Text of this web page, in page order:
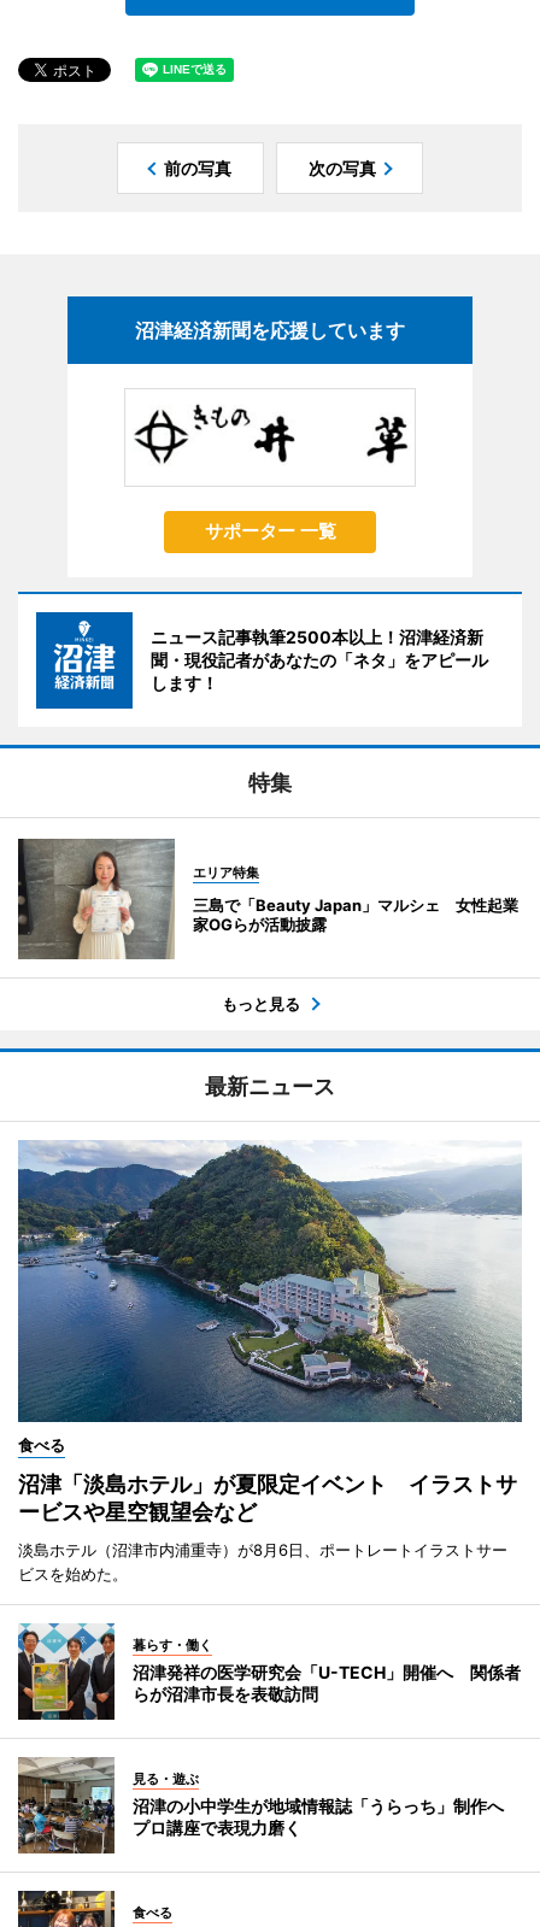
前の写真 次の写真
沼津経済新聞を応援しています
サポーター 一覧
ニュース記事執筆2500本以上！沼津経済新
聞・現役記者があなたの「ネタ」をアピール
します！
特集
エリア特集
三島で「Beauty Japan」マルシェ 女性起業
家OGらが活動披露
もっと見る
最新ニュース
食べる
沼津「淡島ホテル」が夏限定イベント イラストサ
ービスや星空観望会など
淡島ホテル（沼津市内浦重寺）が8月6日、ポートレートイラストサー
ビスを始めた。
暮らす・働く
沼津発祥の医学研究会「U-TECH」開催へ 関係者
らが沼津市長を表敬訪問
見る・遊ぶ
沼津の小中学生が地域情報誌「うらっち」制作へ
プロ講座で表現力磨く
食べる